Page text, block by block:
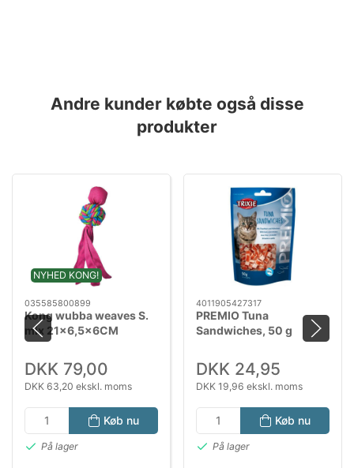
Andre kunder købte også disse
produkter
NYHED KONG!
035585800899
Kong wubba weaves S.
mix 21x6,5x6CM
DKK 79,00
DKK 63,20 ekskl. moms
Køb nu
På lager
4011905427317
PREMIO Tuna
Sandwiches, 50 g
DKK 24,95
DKK 19,96 ekskl. moms
Køb nu
På lager